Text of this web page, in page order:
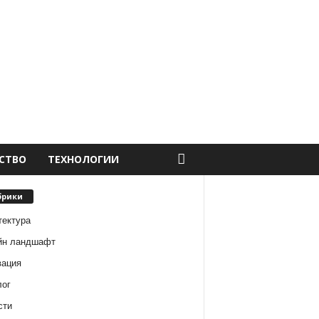
ТЕХНОЛОГИИ
ландшафт